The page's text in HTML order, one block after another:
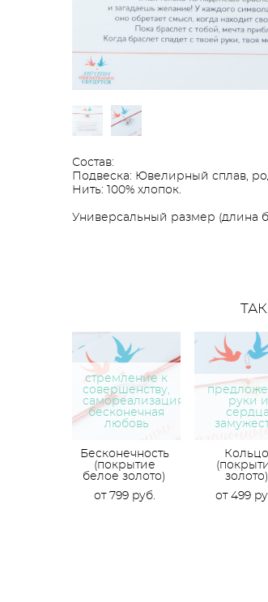
Состав:
Подвеска: Ювелирный сплав,
Нить: 100% хлопок.
Универсальный размер (длина
стремление к
совершенству,
самореализация,
бесконечная
любовь
Бесконечность
(покрытие
белое золото)
от 799 pуб.
руки и
Кольцо
золото)
от 499